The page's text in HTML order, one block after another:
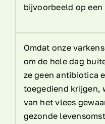
bijvoorbeeld op
Omdat onze
om de hele dag
ze geen antibiotica
toegediend krijgen,
van het vlees
gezonde